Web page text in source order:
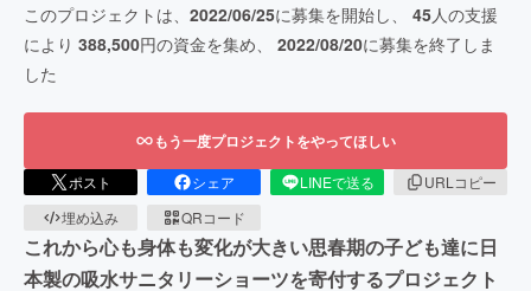
このプロジェクトは、 2022/06/25に募集を開始し、 45人の支援
により 388,500円の資金を集め、 2022/08/20に募集を終了しま
した
もう一度プロジェクトをやってほしい
ポスト シェア LINEで送る
URLコピー
埋め込み
QRコード
これから心も身体も変化が大きい思春期の子ども達に日
本製の吸水サニタリーショーツを寄付するプロジェクト